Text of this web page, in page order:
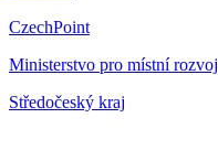
CzechPoint
Ministerstvo pro místní rozvoj
Středočeský kraj